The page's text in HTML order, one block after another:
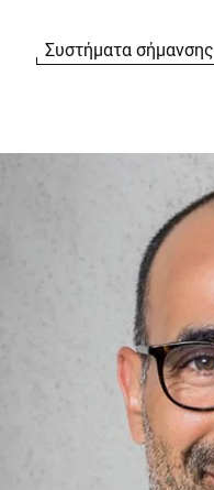
Συστήματα σήμανσης